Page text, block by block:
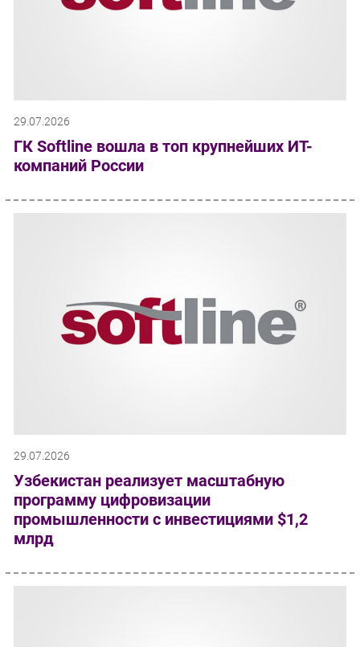
29.07.2026
ГК Softline вошла в топ крупнейших ИТ-
компаний России
29.07.2026
Узбекистан реализует масштабную
программу цифровизации
промышленности с инвестициями $1,2
млрд